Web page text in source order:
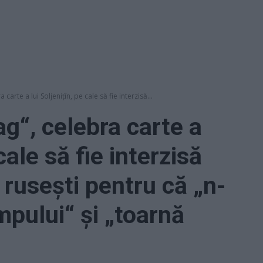
carte a lui Soljenițîn, pe cale să fie interzisă...
celebra carte a
să fie interzisă
pentru că „n-
și „toarnă